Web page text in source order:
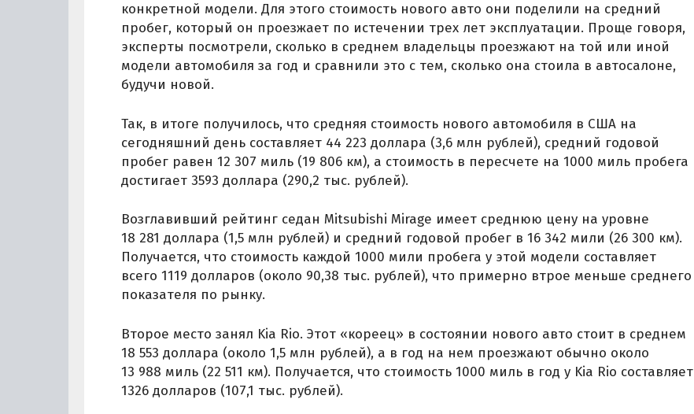
конкретной модели. Для этого стоимость нового авто они поделили на средний
пробег, который он проезжает по истечении трех лет эксплуатации. Проще говоря,
эксперты посмотрели, сколько в среднем владельцы проезжают на той или иной
модели автомобиля за год и сравнили это с тем, сколько она стоила в автосалоне,
будучи новой.
Так, в итоге получилось, что средняя стоимость нового автомобиля в США на
сегодняшний день составляет 44 223 доллара (3,6 млн рублей), средний годовой
пробег равен 12 307 миль (19 806 км), а стоимость в пересчете на 1000 миль пробега
достигает 3593 доллара (290,2 тыс. рублей).
Возглавивший рейтинг седан Mitsubishi Mirage имеет среднюю цену на уровне
18 281 доллара (1,5 млн рублей) и средний годовой пробег в 16 342 мили (26 300 км).
Получается, что стоимость каждой 1000 мили пробега у этой модели составляет
всего 1119 долларов (около 90,38 тыс. рублей), что примерно втрое меньше среднего
показателя по рынку.
Второе место занял Kia Rio. Этот «кореец» в состоянии нового авто стоит в среднем
18 553 доллара (около 1,5 млн рублей), а в год на нем проезжают обычно около
13 988 миль (22 511 км). Получается, что стоимость 1000 миль в год у Kia Rio составляет
1326 долларов (107,1 тыс. рублей).